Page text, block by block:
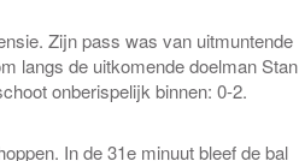
Zijn pass was van uitmuntende
langs de uitkomende doelman Stan
onberispelijk binnen: 0-2.
In de 31e minuut bleef de bal